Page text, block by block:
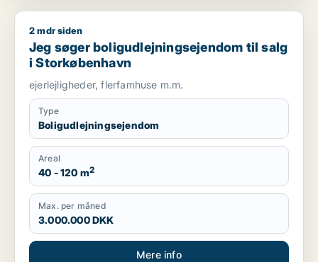
Jeg søger boligudlejningsejendom til salg i Storkøbenhavn
2 mdr siden
Jeg søger boligudlejningsejendom til salg
i Storkøbenhavn
ejerlejligheder, flerfamhuse m.m.
Type
Boligudlejningsejendom
Areal
40 - 120 m2
Max. per måned
3.000.000 DKK
Mere info